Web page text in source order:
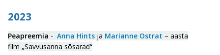
2023
Peapreemia - Anna Hints ja Marianne Ostrat – aasta
film „Savvusanna sõsarad“